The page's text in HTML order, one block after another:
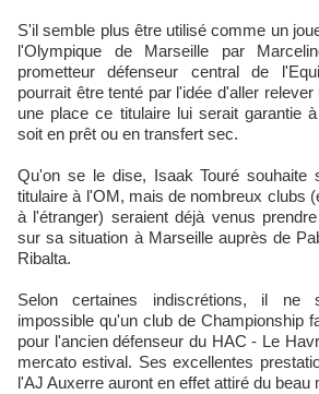
S'il semble plus être utilisé comme un
l'Olympique de Marseille par
prometteur défenseur central de
pourrait être tenté par l'idée d'aller
une place ce titulaire lui serait garantie
soit en prêt ou en transfert sec.
Qu'on se le dise, Isaak Touré souhaite
titulaire à l'OM, mais de nombreux clubs
à l'étranger) seraient déjà venus
sur sa situation à Marseille auprès de
Ribalta.
Selon certaines indiscrétions, il ne
impossible qu'un club de Championship
pour l'ancien défenseur du HAC - Le
mercato estival. Ses excellentes
l'AJ Auxerre auront en effet attiré du beau